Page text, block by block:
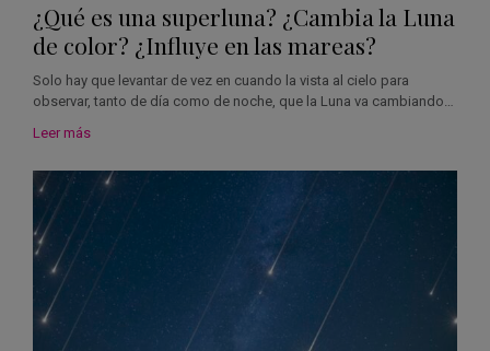
¿Qué es una superluna? ¿Cambia la Luna
de color? ¿Influye en las mareas?
Solo hay que levantar de vez en cuando la vista al cielo para
observar, tanto de día como de noche, que la Luna va cambiando…
Leer más